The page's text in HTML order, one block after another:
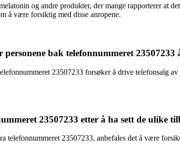
og andre produkter, der mange rapporterer at
å være forsiktig med disse anropene.
bak telefonnummeret
23507233 forsøker å drive telefonsalg
23507233 etter å ha sett de ulike
telefonnummeret 23507233, anbefales det å være